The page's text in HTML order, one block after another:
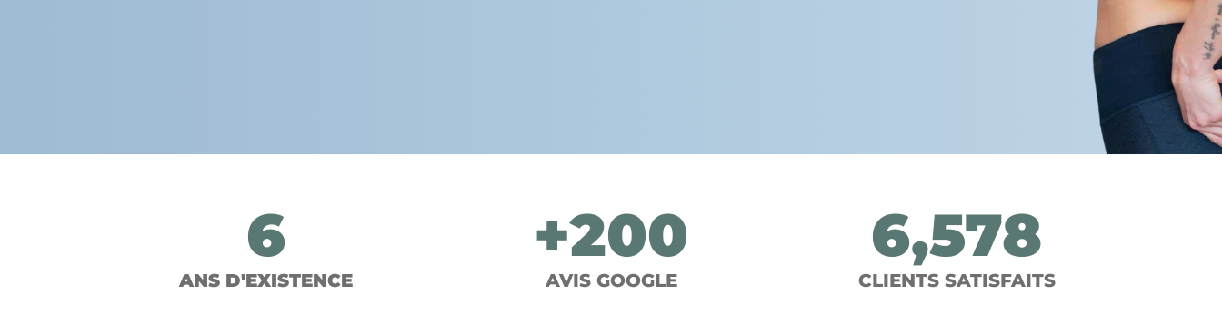
ANS D'EXISTENCE
6
AVIS GOOGLE
+200
CLIENTS SATISFAITS
6,578